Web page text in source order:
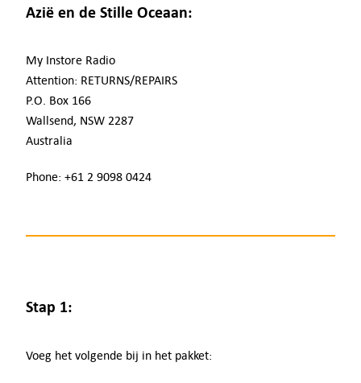
Azië en de Stille Oceaan:
My Instore Radio
Attention: RETURNS/REPAIRS
P.O. Box 166
Wallsend, NSW 2287
Australia
Phone: +61 2 9098 0424
Stap 1:
Voeg het volgende bij in het pakket: